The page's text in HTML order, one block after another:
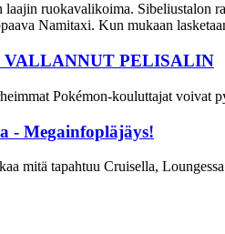
laajin ruokavalikoima. Sibeliustalon
Namitaxi. Kun mukaan
VALLANNUT PELISALIN
Pokémon-kouluttajat voivat
- Megainfopläjäys!
mitä tapahtuu Cruisella,